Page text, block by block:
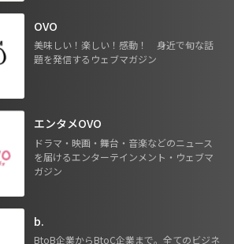
OVO
美味しい！楽しい！感動！ 身近で旬な話
題を発信するウェブマガジン
エンタメOVO
ドラマ・映画・舞台・音楽などのニュース
を届けるエンターテインメント・ウェブマ
ガジン
b.
BtoB企業からBtoC企業まで。全てのビジネ